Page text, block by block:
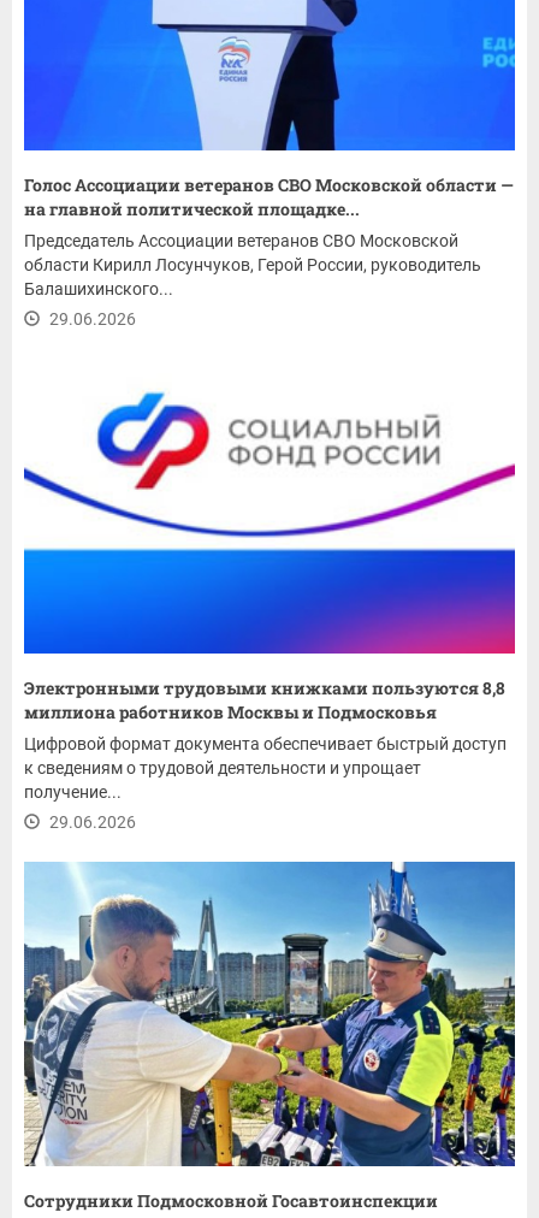
Голос Ассоциации ветеранов СВО Московской области —
на главной политической площадке...
Председатель Ассоциации ветеранов СВО Московской
области Кирилл Лосунчуков, Герой России, руководитель
Балашихинского...
29.06.2026
Электронными трудовыми книжками пользуются 8,8
миллиона работников Москвы и Подмосковья
Цифровой формат документа обеспечивает быстрый доступ
к сведениям о трудовой деятельности и упрощает
получение...
29.06.2026
Сотрудники Подмосковной Госавтоинспекции